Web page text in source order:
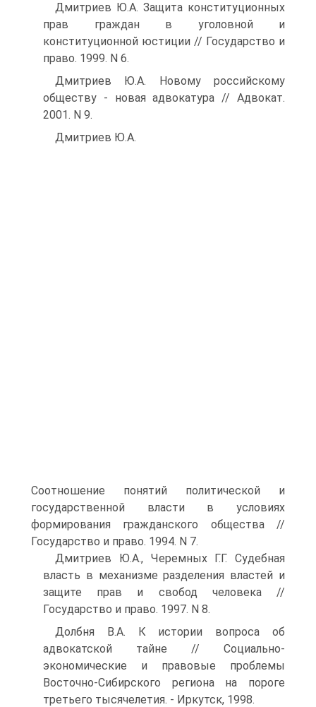
Дмитриев Ю.А. Защита конституционных
прав граждан в уголовной и
конституционной юстиции // Государство и
право. 1999. N 6.
Дмитриев Ю.А. Новому российскому
обществу - новая адвокатура // Адвокат.
2001. N 9.
Дмитриев Ю.А.
Соотношение понятий политической и
государственной власти в условиях
формирования гражданского общества //
Государство и право. 1994. N 7.
Дмитриев Ю.А., Черемных Г.Г. Судебная
власть в механизме разделения властей и
защите прав и свобод человека //
Государство и право. 1997. N 8.
Долбня В.А. К истории вопроса об
адвокатской тайне // Социально-
экономические и правовые проблемы
Восточно-Сибирского региона на пороге
третьего тысячелетия. - Иркутск, 1998.